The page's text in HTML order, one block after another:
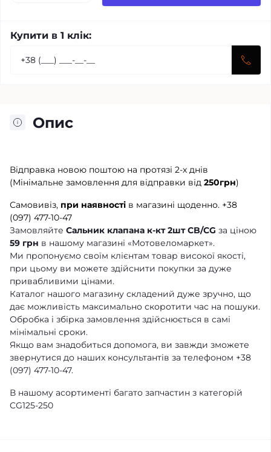
Купити в 1 клік:
Опис
Відправка новою поштою на протязі 2-х днів
(Мінімальне замовлення для відправки від 250грн)
Самовивіз, при наявності в магазині щоденно. +38
(097) 477-10-47
Замовляйте Сальник клапана к-кт 2шт CB/CG за ціною
59 грн в нашому магазині «Мотовеломаркет».
Ми пропонуємо своїм клієнтам товар високої якості,
при цьому ви можете здійснити покупки за дуже
привабливими цінами.
Каталог нашого магазину складений дуже зручно, що
дає можливість максимально скоротити час на пошуки.
Обробка і збірка замовлення здійснюється в самі
мінімальні сроки.
Якщо вам знадобиться допомога, ви завжди зможете
звернутися до наших консультантів за телефоном +38
(097) 477-10-47.
В нашому асортименті багато запчастин з категорій
CG125-250